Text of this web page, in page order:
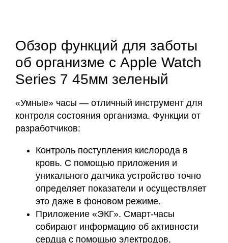
Обзор функций для заботы
об организме с Apple Watch
Series 7 45мм зеленый
«Умные» часы — отличный инструмент для
контроля состояния организма. Функции от
разработчиков:
Контроль поступления кислорода в
кровь. С помощью приложения и
уникального датчика устройство точно
определяет показатели и осуществляет
это даже в фоновом режиме.
Приложение «ЭКГ». Смарт-часы
собирают информацию об активности
сердца с помощью электродов,